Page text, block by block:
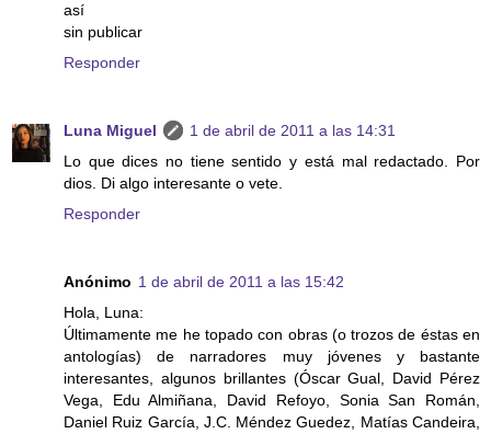
así
sin publicar
Responder
Luna Miguel
1 de abril de 2011 a las 14:31
Lo que dices no tiene sentido y está mal redactado. Por
dios. Di algo interesante o vete.
Responder
Anónimo 1 de abril de 2011 a las 15:42
Hola, Luna:
Últimamente me he topado con obras (o trozos de éstas en
antologías) de narradores muy jóvenes y bastante
interesantes, algunos brillantes (Óscar Gual, David Pérez
Vega, Edu Almiñana, David Refoyo, Sonia San Román,
Daniel Ruiz García, J.C. Méndez Guedez, Matías Candeira,